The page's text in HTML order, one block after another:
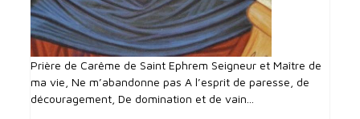
Prière de Carême de Saint Ephrem Seigneur et Maître de
ma vie, Ne m’abandonne pas A l’esprit de paresse, de
découragement, De domination et de vain...